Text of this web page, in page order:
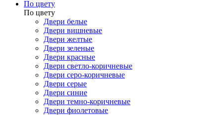
По цвету
По цвету
Двери белые
Двери вишневые
Двери желтые
Двери зеленые
Двери красные
Двери светло-коричневые
Двери серо-коричневые
Двери серые
Двери синие
Двери темно-коричневые
Двери фиолетовые